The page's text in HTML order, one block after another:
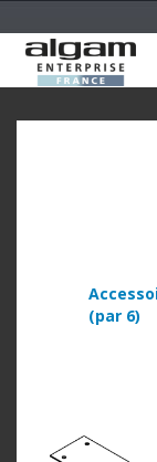
(par 6)